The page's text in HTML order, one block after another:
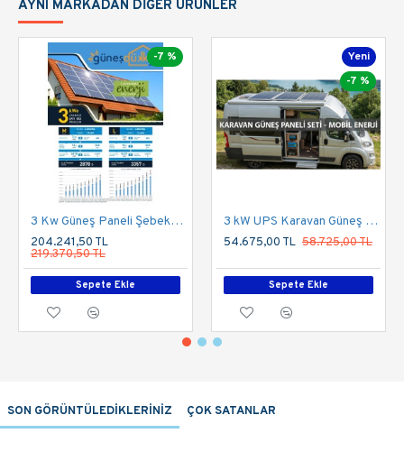
AYNI MARKADAN DIĞER ÜRÜNLER
-7 %
3 Kw Güneş Paneli Şebeke Bağlantılı Çatı Uygulaması
204.241,50 TL
219.370,50 TL
Sepete Ekle
Yeni
-7 %
3 kW UPS Karavan Güneş Enerji Sistemi Paketi (855Wp Panel & 300Ah Depolama)
54.675,00 TL 58.725,00 TL
Sepete Ekle
SON GÖRÜNTÜLEDİKLERİNİZ ÇOK SATANLAR